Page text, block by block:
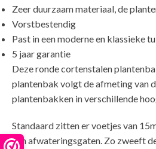
Zeer duurzaam materiaal, de
Vorstbestendig
Past in een moderne en klassieke
5 jaar garantie
Deze ronde cortenstalen
plantenbak volgt de afmeting van
plantenbakken in verschillende
Standaard zitten er voetjes van
van afwateringsgaten. Zo zweeft